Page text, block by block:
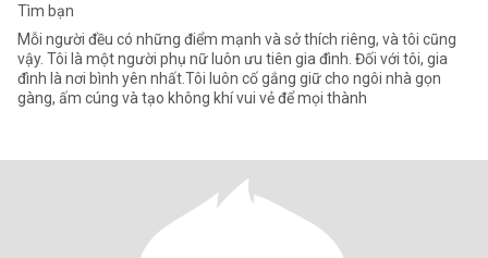
Tìm bạn
Mỗi người đều có những điểm mạnh và sở thích riêng, và tôi cũng
vậy. Tôi là một người phụ nữ luôn ưu tiên gia đình. Đối với tôi, gia
đình là nơi bình yên nhất.Tôi luôn cố gắng giữ cho ngôi nhà gọn
gàng, ấm cúng và tạo không khí vui vẻ để mọi thành